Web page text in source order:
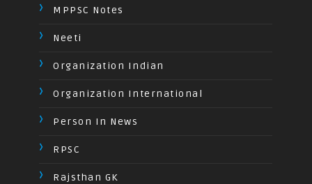
MPPSC Notes
Neeti
Organization Indian
Organization International
Person In News
RPSC
Rajsthan GK